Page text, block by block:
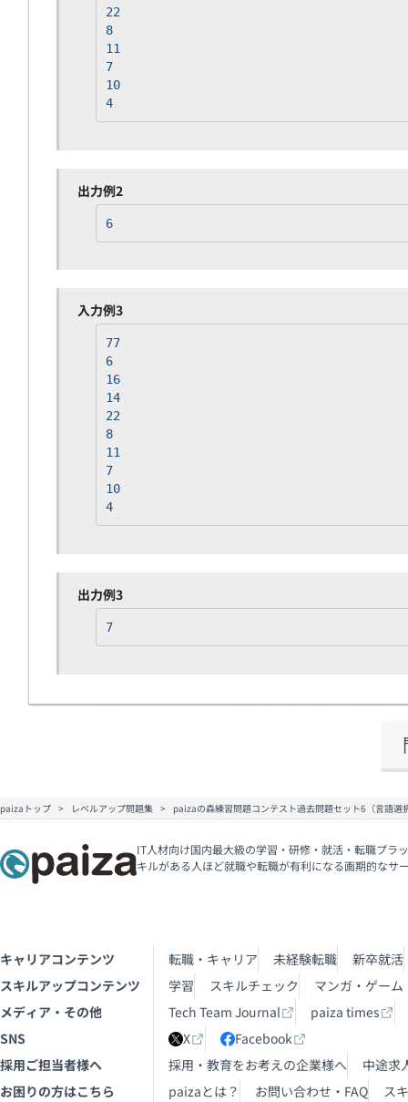
22
8
11
7
10
4
出力例2
6
入力例3
77
6
16
14
22
8
11
7
10
4
出力例3
7
paizaトップ レベルアップ問題集 paizaの森練習問題コンテスト過去問題セット6（言語選
IT人材向け国内最大級の学習・研修・就活・転職プラ
キルがある人ほど就職や転職が有利になる画期的なサ
キャリアコンテンツ 転職・キャリア 未経験転職
新卒就活
スキルアップコンテンツ
学習 スキルチェック
マンガ・ゲーム
メディア・その他
Tech Team Journal
paiza times
SNS
X
Facebook
採用ご担当者様へ
採用・教育をお考えの企業様へ
中途求
お困りの方はこちら
paizaとは？ お問い合わせ・FAQ ス